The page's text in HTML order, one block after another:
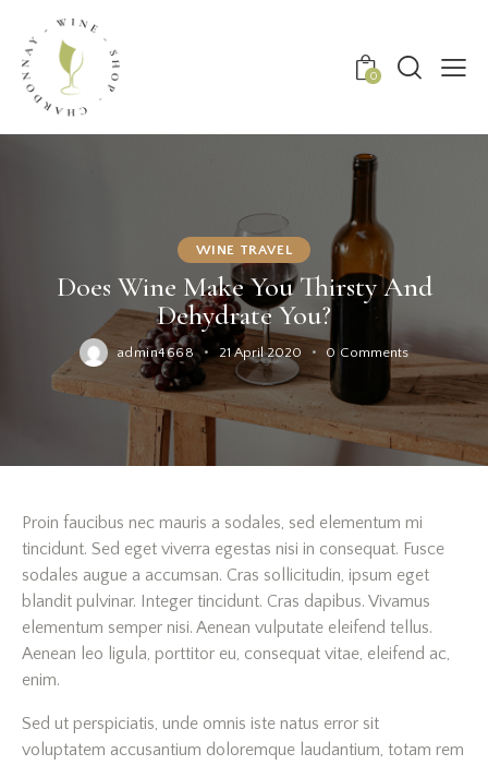
0
WINE TRAVEL
Does Wine Make You Thirsty And
Dehydrate You?
admin4668 21 April 2020 0 Comments
Proin faucibus nec mauris a sodales, sed elementum mi
tincidunt. Sed eget viverra egestas nisi in consequat. Fusce
sodales augue a accumsan. Cras sollicitudin, ipsum eget
blandit pulvinar. Integer tincidunt. Cras dapibus. Vivamus
elementum semper nisi. Aenean vulputate eleifend tellus.
Aenean leo ligula, porttitor eu, consequat vitae, eleifend ac,
enim.
Sed ut perspiciatis, unde omnis iste natus error sit
voluptatem accusantium doloremque laudantium, totam rem